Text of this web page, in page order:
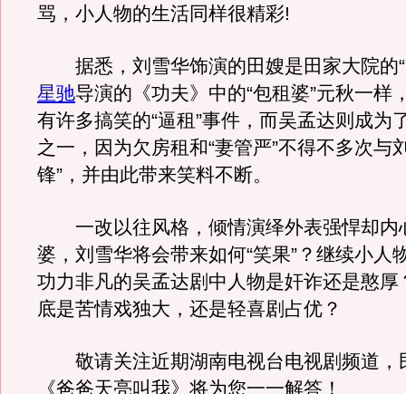
骂，小人物的生活同样很精彩!
据悉，刘雪华饰演的田嫂是田家大院的“
星驰导演的《功夫》中的“包租婆”元秋一样
有许多搞笑的“逼租”事件，而吴孟达则成为
之一，因为欠房租和“妻管严”不得不多次与
锋”，并由此带来笑料不断。
一改以往风格，倾情演绎外表强悍却内
婆，刘雪华将会带来如何“笑果”？继续小人
功力非凡的吴孟达剧中人物是奸诈还是憨厚
底是苦情戏独大，还是轻喜剧占优？
敬请关注近期湖南电视台电视剧频道，
《爸爸天亮叫我》将为您一一解答！